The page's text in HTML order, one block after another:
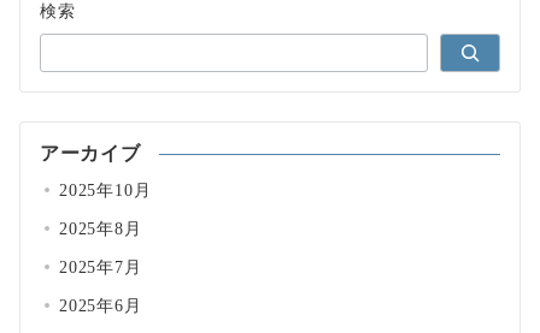
検索
アーカイブ
2025年10月
2025年8月
2025年7月
2025年6月